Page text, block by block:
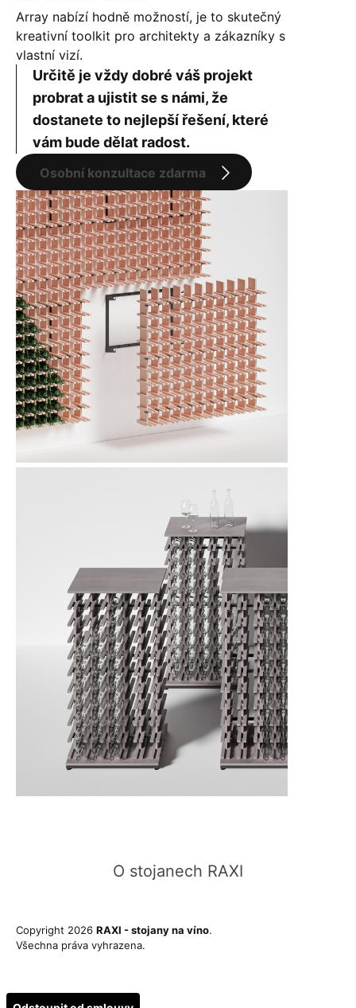
Array nabízí hodně možností, je to skutečný
kreativní toolkit pro architekty a zákazníky s
vlastní vizí.
Určitě je vždy dobré váš projekt
probrat a ujistit se s námi, že
dostanete to nejlepší řešení, které
vám bude dělat radost.
Osobní konzultace zdarma
O stojanech RAXI
Copyright 2026 RAXI - stojany na víno.
Všechna práva vyhrazena.